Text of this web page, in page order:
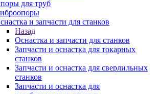
для труб
и запчасти для станков
Назад
Оснастка и запчасти для станков
Запчасти и оснастка для токарных
станков
Запчасти и оснастка для сверлильных
станков
Запчасти и оснастка для